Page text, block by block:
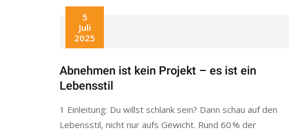
5
Juli
2025
Abnehmen ist kein Projekt – es ist ein
Lebensstil
1 Einleitung: Du willst schlank sein? Dann schau auf den
Lebensstil, nicht nur aufs Gewicht. Rund 60 % der